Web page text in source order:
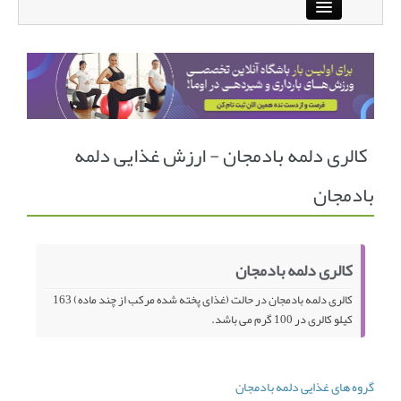
باشگاه آنلاین ورزشی اوما
دانشنامه سلامت بانوان پرسش و پاسخ
انجمن متخصصین زنان و اوما انتخاب نام کودک
فهرست مواد غذایی
کالری دلمه بادمجان - ارزش غذایی دلمه
بادمجان
کالری دلمه بادمجان
کالری دلمه بادمجان در حالت (غذای پخته شده مرکب از چند ماده) 163
کیلو کالری در 100 گرم می باشد.
گروه های غذایی دلمه بادمجان